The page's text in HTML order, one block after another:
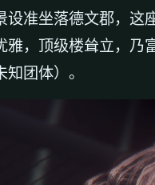
设准坐落德文郡，
雅，顶级楼耸立，
团体）。